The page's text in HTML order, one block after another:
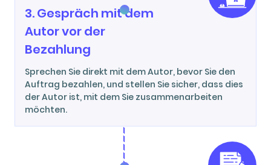
3. Gespräch mit dem
Autor vor der
Bezahlung
Sprechen Sie direkt mit dem Autor, bevor Sie den
Auftrag bezahlen, und stellen Sie sicher, dass dies
der Autor ist, mit dem Sie zusammenarbeiten
möchten.